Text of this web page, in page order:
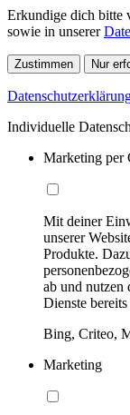
Erkundige dich bitte
sowie in unserer
Zustimmen Nur
Individuelle
Marketing per
Mit deiner
unserer
Produkte.
ab und nutzen
Dienste
Bing, Criteo,
Marketing